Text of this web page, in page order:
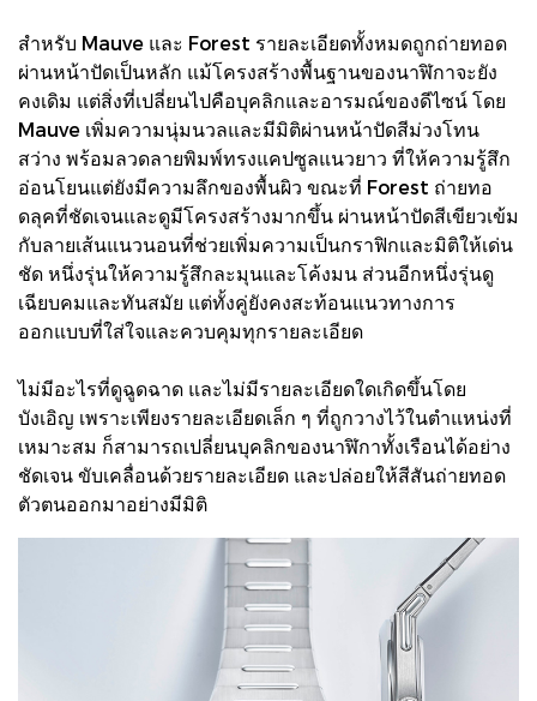
สำหรับ Mauve และ Forest รายละเอียดทั้งหมดถูกถ่ายทอด
ผ่านหน้าปัดเป็นหลัก แม้โครงสร้างพื้นฐานของนาฬิกาจะยัง
คงเดิม แต่สิ่งที่เปลี่ยนไปคือบุคลิกและอารมณ์ของดีไซน์ โดย
Mauve เพิ่มความนุ่มนวลและมีมิติผ่านหน้าปัดสีม่วงโทน
สว่าง พร้อมลวดลายพิมพ์ทรงแคปซูลแนวยาว ที่ให้ความรู้สึก
อ่อนโยนแต่ยังมีความลึกของพื้นผิว ขณะที่ Forest ถ่ายทอ
ดลุคที่ชัดเจนและดูมีโครงสร้างมากขึ้น ผ่านหน้าปัดสีเขียวเข้ม
กับลายเส้นแนวนอนที่ช่วยเพิ่มความเป็นกราฟิกและมิติให้เด่น
ชัด หนึ่งรุ่นให้ความรู้สึกละมุนและโค้งมน ส่วนอีกหนึ่งรุ่นดู
เฉียบคมและทันสมัย แต่ทั้งคู่ยังคงสะท้อนแนวทางการ
ออกแบบที่ใส่ใจและควบคุมทุกรายละเอียด
ไม่มีอะไรที่ดูฉูดฉาด และไม่มีรายละเอียดใดเกิดขึ้นโดย
บังเอิญ เพราะเพียงรายละเอียดเล็ก ๆ ที่ถูกวางไว้ในตำแหน่งที่
เหมาะสม ก็สามารถเปลี่ยนบุคลิกของนาฬิกาทั้งเรือนได้อย่าง
ชัดเจน ขับเคลื่อนด้วยรายละเอียด และปล่อยให้สีสันถ่ายทอด
ตัวตนออกมาอย่างมีมิติ